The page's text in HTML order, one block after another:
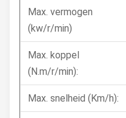
Max. vermogen
(kw/r/min)
Max. koppel
(N.m/r/min):
Max. snelheid (Km/h):